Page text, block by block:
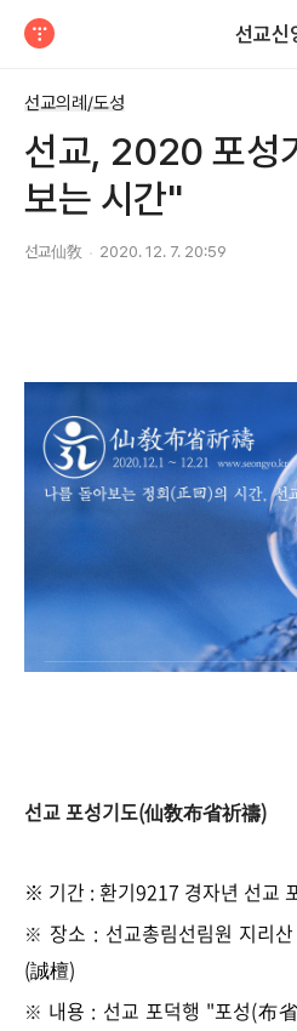
선교신
선교의례/도성
선교, 2020 포성
보는 시간"
선교仙敎 2020. 12. 7. 20:59
선교 포성기도(仙敎布省祈禱)
※ 기간 : 환기9217 경자년 선교
※ 장소 : 선교총림선림원 지리
(誠檀)
※ 내용 : 선교 포덕행 "포성(布